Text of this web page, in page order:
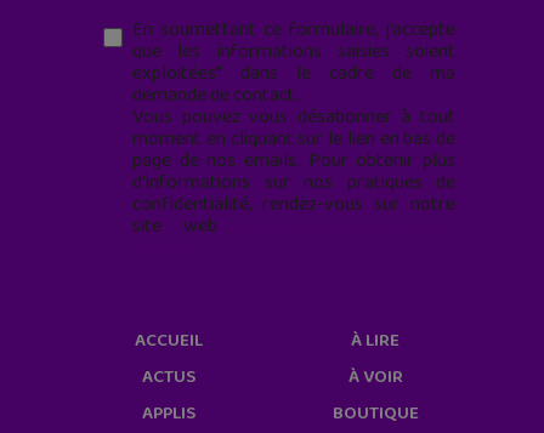
En soumettant ce formulaire, j’accepte
que les informations saisies soient
exploitées* dans le cadre de ma
demande de contact.
Vous pouvez vous désabonner à tout
moment en cliquant sur le lien en bas de
page de nos emails. Pour obtenir plus
d'informations sur nos pratiques de
confidentialité, rendez-vous sur notre
site web
ACCUEIL
ACTUS
APPLIS
À LIRE
À VOIR
BOUTIQUE